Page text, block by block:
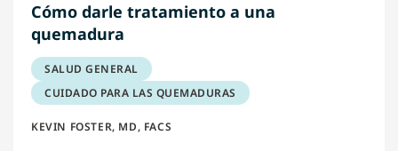
Cómo darle tratamiento a una
quemadura
SALUD GENERAL
CUIDADO PARA LAS QUEMADURAS
KEVIN FOSTER, MD, FACS